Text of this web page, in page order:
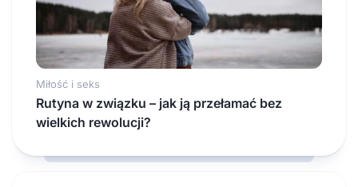
Miłość i seks
Rutyna w związku – jak ją przełamać bez
wielkich rewolucji?